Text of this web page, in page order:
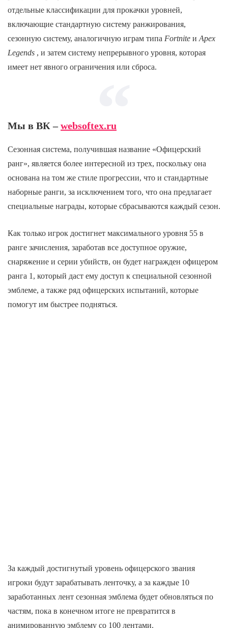
отдельные классификации для прокачки уровней,
включающие стандартную систему ранжирования,
сезонную систему, аналогичную играм типа Fortnite и Apex
Legends , и затем систему непрерывного уровня, которая
имеет нет явного ограничения или сброса.
Мы в ВК –websoftex.ru
Сезонная система, получившая название «Офицерский
ранг», является более интересной из трех, поскольку она
основана на том же стиле прогрессии, что и стандартные
наборные ранги, за исключением того, что она предлагает
специальные награды, которые сбрасываются каждый сезон.
Как только игрок достигнет максимального уровня 55 в
ранге зачисления, заработав все доступное оружие,
снаряжение и серии убийств, он будет награжден офицером
ранга 1, который даст ему доступ к специальной сезонной
эмблеме, а также ряд офицерских испытаний, которые
помогут им быстрее подняться.
За каждый достигнутый уровень офицерского звания
игроки будут зарабатывать ленточку, а за каждые 10
заработанных лент сезонная эмблема будет обновляться по
частям, пока в конечном итоге не превратится в
анимированную эмблему со 100 лентами.